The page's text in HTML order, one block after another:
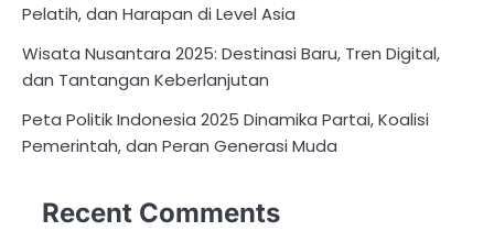
Pelatih, dan Harapan di Level Asia
Wisata Nusantara 2025: Destinasi Baru, Tren Digital,
dan Tantangan Keberlanjutan
Peta Politik Indonesia 2025 Dinamika Partai, Koalisi
Pemerintah, dan Peran Generasi Muda
Recent Comments